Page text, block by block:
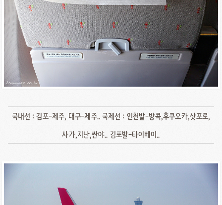
국내선 : 김포-제주, 대구-제주.. 국제선 : 인천발-방콕,후쿠오카,삿포로,
사가,지난,싼야.. 김포발-타이베이..